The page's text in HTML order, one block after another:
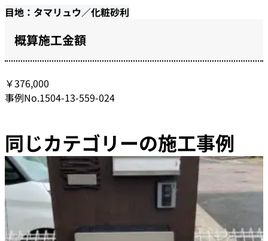
目地：タマリュウ／化粧砂利
概算施工金額
￥376,000
事例No.1504-13-559-024
同じカテゴリーの施工事例